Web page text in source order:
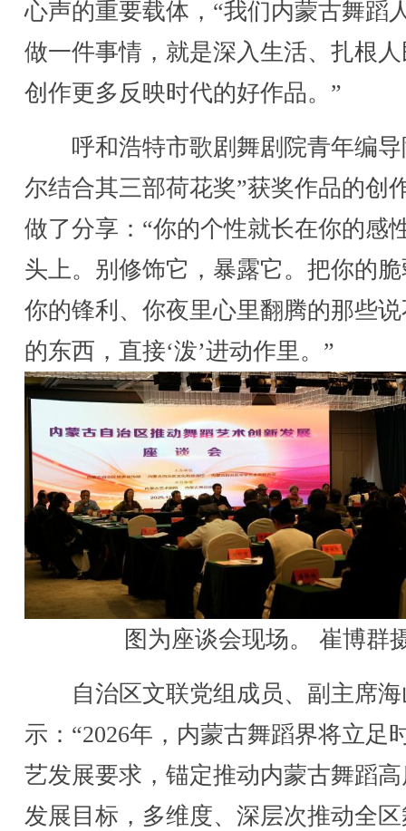
心声的重要载体，“我们内蒙古舞蹈
做一件事情，就是深入生活、扎根
创作更多反映时代的好作品。”
呼和浩特市歌剧舞剧院青年编导
尔结合其三部荷花奖”获奖作品的创
做了分享：“你的个性就长在你的感
头上。别修饰它，暴露它。把你的
你的锋利、你夜里心里翻腾的那些
的东西，直接‘泼’进动作里。”
图为座谈会现场。 崔博群
自治区文联党组成员、副主席海
示：“2026年，内蒙古舞蹈界将立足
艺发展要求，锚定推动内蒙古舞蹈
发展目标，多维度、深层次推动全